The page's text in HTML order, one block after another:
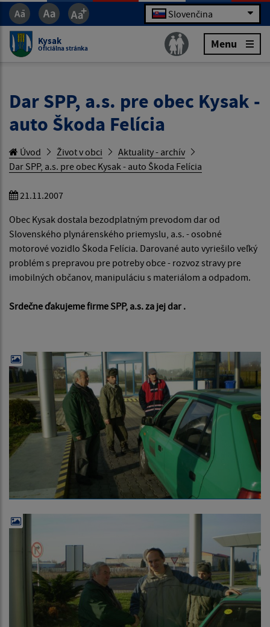
Slovenčina
Kysak
Oficiálna stránka Menu
Dar SPP, a.s. pre obec Kysak -
auto Škoda Felícia
Úvod Život v obci
Aktuality - archív
Dar SPP, a.s. pre obec Kysak - auto Škoda Felícia
21.11.2007
Obec Kysak dostala bezodplatným prevodom dar od
Slovenského plynárenského priemyslu, a.s. - osobné
motorové vozidlo Škoda Felícia. Darované auto vyriešilo veľký
problém s prepravou pre potreby obce - rozvoz stravy pre
imobilných občanov, manipuláciu s materiálom a odpadom.
Srdečne ďakujeme firme SPP, a.s. za jej dar .